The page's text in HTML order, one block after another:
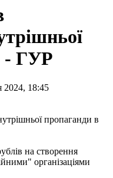
- ГУР
2024, 18:45
на створення
організаціями